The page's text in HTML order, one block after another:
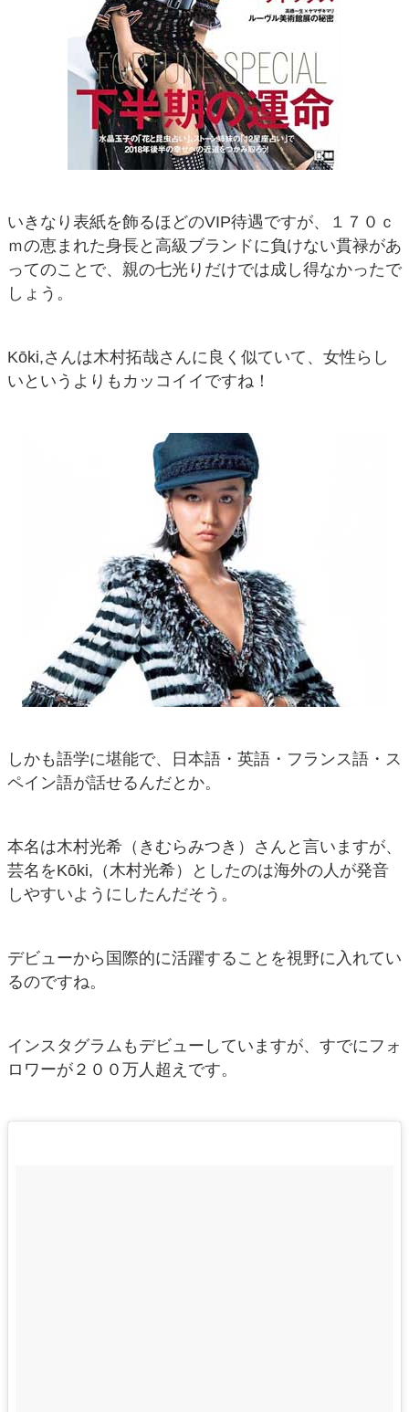
いきなり表紙を飾るほどのVIP待遇ですが、１７０ｃ
ｍの恵まれた身長と高級ブランドに負けない貫禄があ
ってのことで、親の七光りだけでは成し得なかったで
しょう。
Kōki,さんは木村拓哉さんに良く似ていて、女性らし
いというよりもカッコイイですね！
しかも語学に堪能で、日本語・英語・フランス語・ス
ペイン語が話せるんだとか。
本名は木村光希（きむらみつき）さんと言いますが、
芸名をKōki,（木村光希）としたのは海外の人が発音
しやすいようにしたんだそう。
デビューから国際的に活躍することを視野に入れてい
るのですね。
インスタグラムもデビューしていますが、すでにフォ
ロワーが２００万人超えです。